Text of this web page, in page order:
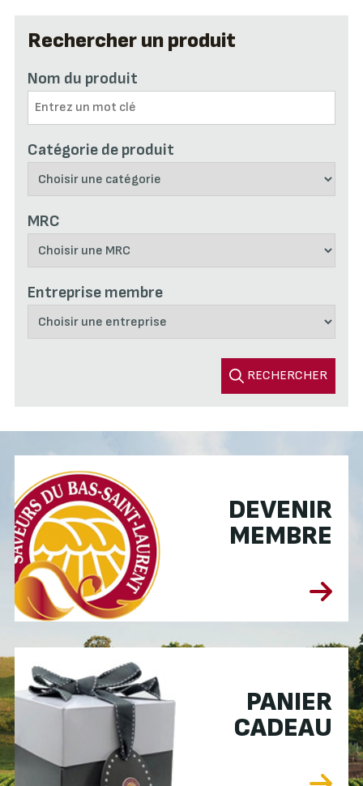
Rechercher un produit
Nom du produit
Catégorie de produit
MRC
Entreprise membre
RECHERCHER
DEVENIR
MEMBRE
PANIER
CADEAU